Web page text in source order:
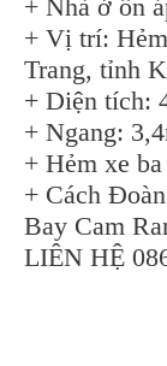
+ Nhà ở ổn
+ Vị trí:
Trang, tỉnh
+ Diện tích:
+ Ngang:
+ Hẻm xe
+ Cách
Bay Cam
LIÊN HỆ